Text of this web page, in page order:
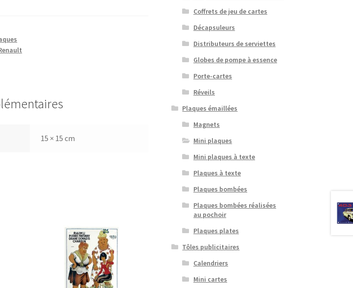
15 × 15 cm
Coffrets de jeu de cartes
Décapsuleurs
Distributeurs de serviettes
Globes de pompe à essence
Porte-cartes
Réveils
Plaques émaillées
Magnets
Mini plaques
Mini plaques à texte
Plaques à texte
Plaques bombées
Plaques bombées réalisées
au pochoir
Plaques plates
Tôles publicitaires
Calendriers
Mini cartes